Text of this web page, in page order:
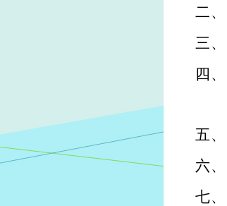
二、
三、
四、
五、
六、
七、